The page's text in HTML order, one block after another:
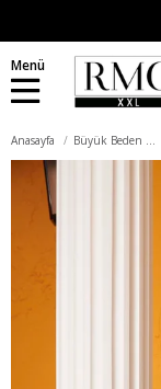
Menü
Anasayfa Büyük Beden Üst Giyim